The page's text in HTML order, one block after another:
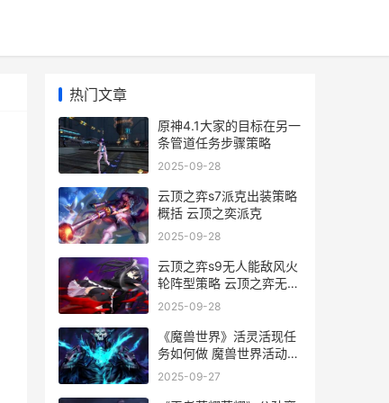
热门文章
原神4.1大家的目标在另一
条管道任务步骤策略
2025-09-28
云顶之弈s7派克出装策略
概括 云顶之奕派克
2025-09-28
云顶之弈s9无人能敌风火
轮阵型策略 云顶之弈无解
阵容搭配
2025-09-28
《魔兽世界》活灵活现任
务如何做 魔兽世界活动日
历
2025-09-27